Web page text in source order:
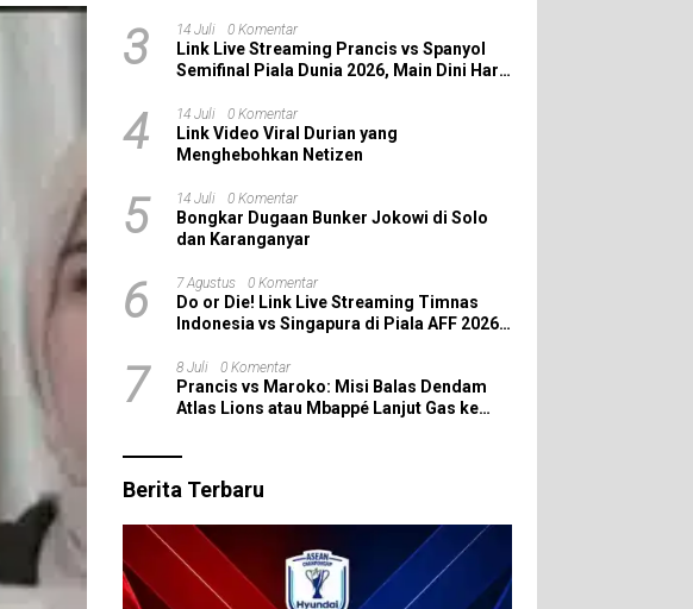
3 14 Juli 0 Komentar
Link Live Streaming Prancis vs Spanyol
Semifinal Piala Dunia 2026, Main Dini Hari
4 14 Juli 0 Komentar
Link Video Viral Durian yang
Menghebohkan Netizen
5 14 Juli 0 Komentar
Bongkar Dugaan Bunker Jokowi di Solo
dan Karanganyar
6 7 Agustus 0 Komentar
Do or Die! Link Live Streaming Timnas
Indonesia vs Singapura di Piala AFF 2026:
7 8 Juli 0 Komentar
Prancis vs Maroko: Misi Balas Dendam
Atlas Lions atau Mbappé Lanjut Gas ke
Berita Terbaru